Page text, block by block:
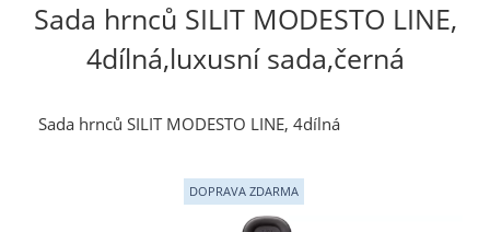
Sada hrnců SILIT MODESTO LINE,
4dílná,luxusní sada,černá
Sada hrnců SILIT MODESTO LINE, 4dílná